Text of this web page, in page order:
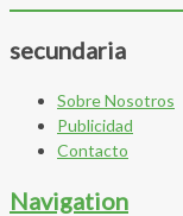
secundaria
Sobre Nosotros
Publicidad
Contacto
Navigation